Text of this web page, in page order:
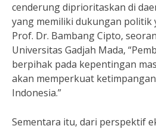
cenderung diprioritaskan di
yang memiliki dukungan
Prof. Dr. Bambang Cipto,
Universitas Gadjah Mada,
berpihak pada kepentingan
akan memperkuat
Indonesia.”
Sementara itu, dari perspektif